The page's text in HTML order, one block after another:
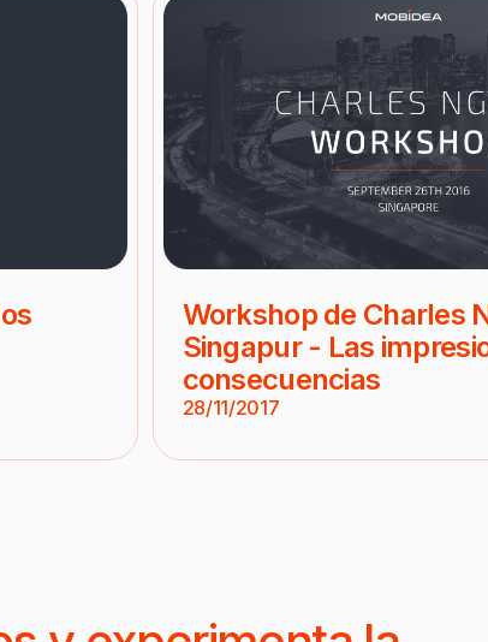
Workshop de Charles
Singapur - Las
consecuencias
28/11/2017